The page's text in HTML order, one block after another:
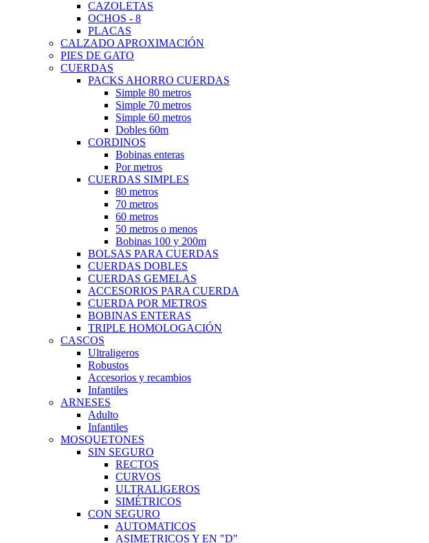
CAZOLETAS
OCHOS - 8
PLACAS
CALZADO APROXIMACIÓN
PIES DE GATO
CUERDAS
PACKS AHORRO CUERDAS
Simple 80 metros
Simple 70 metros
Simple 60 metros
Dobles 60m
CORDINOS
Bobinas enteras
Por metros
CUERDAS SIMPLES
80 metros
70 metros
60 metros
50 metros o menos
Bobinas 100 y 200m
BOLSAS PARA CUERDAS
CUERDAS DOBLES
CUERDAS GEMELAS
ACCESORIOS PARA CUERDA
CUERDA POR METROS
BOBINAS ENTERAS
TRIPLE HOMOLOGACIÓN
CASCOS
Ultraligeros
Robustos
Accesorios y recambios
Infantiles
ARNESES
Adulto
Infantiles
MOSQUETONES
SIN SEGURO
RECTOS
CURVOS
ULTRALIGEROS
SIMÉTRICOS
CON SEGURO
AUTOMATICOS
ASIMETRICOS Y EN "D"